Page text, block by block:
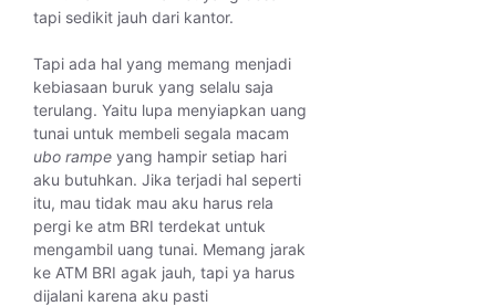
tapi sedikit jauh dari kantor.
Tapi ada hal yang memang menjadi
kebiasaan buruk yang selalu saja
terulang. Yaitu lupa menyiapkan uang
tunai untuk membeli segala macam
ubo rampe yang hampir setiap hari
aku butuhkan. Jika terjadi hal seperti
itu, mau tidak mau aku harus rela
pergi ke atm BRI terdekat untuk
mengambil uang tunai. Memang jarak
ke ATM BRI agak jauh, tapi ya harus
dijalani karena aku pasti